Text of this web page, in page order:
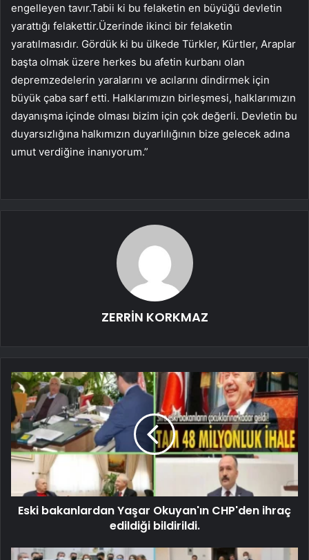
engelleyen tavır.Tabii ki bu felaketin en büyüğü devletin
yarattığı felakettir.Üzerinde ikinci bir felaketin
yaratılmasıdır. Gördük ki bu ülkede Türkler, Kürtler, Araplar
başta olmak üzere herkes bu afetin kurbanı olan
depremzedelerin yaralarını ve acılarını dindirmek için
büyük çaba sarf etti. Halklarımızın birleşmesi, halklarımızın
dayanışma içinde olması bizim için çok değerli. Devletin bu
duyarsızlığına halkımızın duyarlılığının bize gelecek adına
umut verdiğine inanıyorum.”
ZERRİN KORKMAZ
Eski bakanlardan Yaşar Okuyan'ın CHP'den ihraç
edildiği bildirildi.